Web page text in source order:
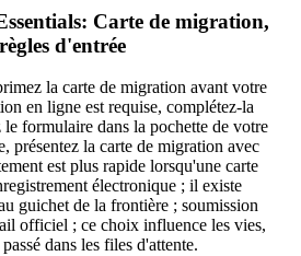
Carte de migration,
d'entrée
la carte de migration avant votre
en ligne est requise, complétez-la
formulaire dans la pochette de votre
présentez la carte de migration avec
est plus rapide lorsqu'une carte
électronique ; il existe
guichet de la frontière ; soumission
officiel ; ce choix influence les vies,
dans les files d'attente.